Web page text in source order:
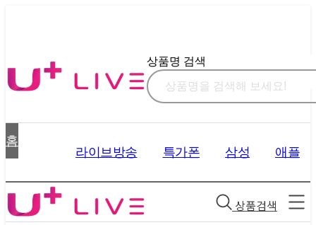
상품명 검색
홈
라이브방송
특가폰 삼성 애플
상품검색